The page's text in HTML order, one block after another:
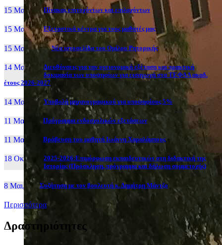
15 Μαι, 26 Πίνακας επιτυχόντων και επιλαχόντων
15 Μαι, 26 Εξεταστικά κέντρα για τους μαθητές μας
15 Μαι, 2026 Νέα ιστοσελίδα του Ομίλου Ρητορικής
14 Μαι, 26
Διευθύνσεις για την υγειονομική εξέταση και πρακτική
δοκιμασία των υποψηφίων για εισαγωγή στα ΤΕΦΑΑ ακαδ.
έτους 2026-2027
14 Μαι, 26 Yποβολή μηχανογραφικού για υποψηφίους 5%
11 Μαι, 26 Πρόγραμμα ενδοσχολικών εξετάσεων
11 Μαι, 26 Βράβευση του μαθητή Ιωάννη Χαραλάμπους
18 Οκτ, 25
2025-2026:Επιμόρφωση εκπαιδευτικών στη διδακτική της
Ιστορίας (Πρόσκληση, πρόγραμμα και δήλωση συμμετοχής)
8 Μαι, 26 Συζήτηση με τον βουλευτή κ. Δημήτρη Μάντζο
Περισσότερα
Δραστηριότητες